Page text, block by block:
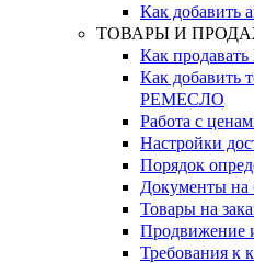
Как добавить
ТОВАРЫ И
Как
Как добавить
РЕМЕСЛО
Работа с
Настройки
Порядок
Документы на
Товары на
Продвижение
Требования к